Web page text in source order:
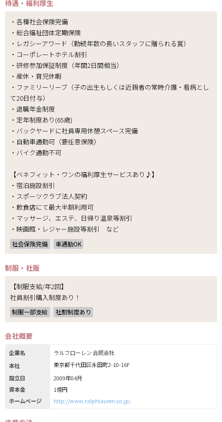
待遇・福利厚生
・各種社会保険完備
・総合福祉団体定期保険
・レガシーアワード（勤続年数の長いスタッフに贈られる賞）
・コーポレートホテル割引
・研修参加保証制度（年間2日間相当）
・産休・育児休暇
・ファミリーリーブ（子の出生もしくは近親者の常時介護・看病とし
て20日付与）
・退職年金制度
・定年制度あり(65歳)
・バックヤードに社員専用休憩スペース完備
・自動車通勤可（要任意保険）
・バイク通勤不可
【ベネフィット・ワンの福利厚生サービスあり♪】
・宿泊施設割引
・スポーツクラブ法人契約
・飲食店にて最大半額利用可
・マッサージ、エステ、日帰り温泉等割引
・映画館・レジャー施設等割引 など
社会保険完備 車通勤OK
制服・社販
【制服支給/年2回】
社員割引購入制度あり！
制服一部支給 社割制度あり
会社概要
企業名
ラルフローレン 合同会社
本社
東京都千代田区永田町2-10-16F
設立日
2009年04月
資本金
1億円
ホームページ
http://www.ralphlauren.co.jp/